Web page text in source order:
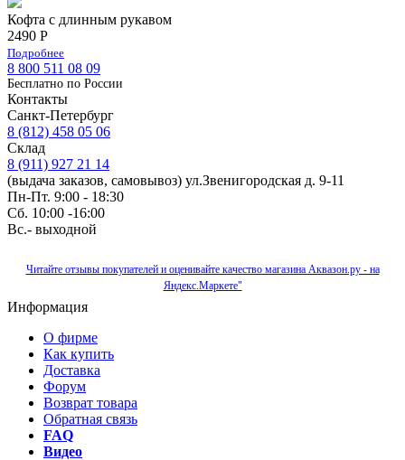
Кофта с длинным рукавом
2490 Р
Подробнее
8 800 511 08 09
Бесплатно по Роcсии
Контакты
Санкт-Петербург
8 (812) 458 05 06
Склад
8 (911) 927 21 14
(выдача заказов, самовывоз) ул.Звенигородская д. 9-11
Пн-Пт. 9:00 - 18:30
Сб. 10:00 -16:00
Вс.- выходной
Читайте отзывы покупателей и оценивайте качество магазина Аквазон.ру - на
Яндекс.Маркете"
Информация
О фирме
Как купить
Доставка
Форум
Возврат товара
Обратная связь
FAQ
Видео